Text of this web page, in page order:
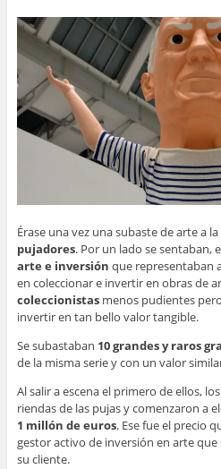
Érase una vez una subaste de arte a
pujadores. Por un lado se sentaban,
arte e inversión que representaban
en coleccionar e invertir en obras de
coleccionistasmenos pudientes
invertir en tan bello valor tangible.
Se subastaban 10 grandes y raros
de la misma serie y con un valor
Al salir a escena el primero de ellos,
riendas de las pujas y comenzaron a
1 millón de euros. Ese fue el precio
gestor activo de inversión en arte
su cliente.